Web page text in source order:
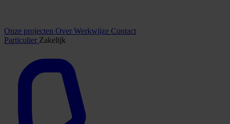
Onze projecten Over Werkwijze Contact
Particulier Zakelijk